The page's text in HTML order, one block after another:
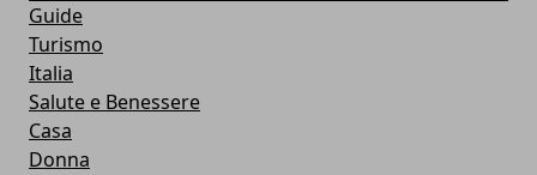
Guide
Turismo
Italia
Salute e Benessere
Casa
Donna